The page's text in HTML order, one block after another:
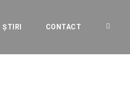
ȘTIRI CONTACT
şi